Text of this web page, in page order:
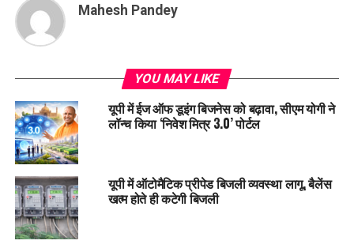
Mahesh Pandey
YOU MAY LIKE
यूपी में ईज ऑफ डूइंग बिजनेस को बढ़ावा, सीएम योगी ने
लॉन्च किया ‘निवेश मित्र 3.0’ पोर्टल
यूपी में ऑटोमैटिक प्रीपेड बिजली व्यवस्था लागू, बैलेंस
खत्म होते ही कटेगी बिजली